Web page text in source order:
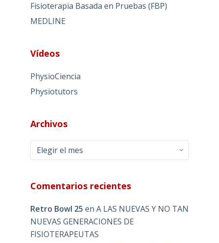
Fisioterapia Basada en Pruebas (FBP)
MEDLINE
Vídeos
PhysioCiencia
Physiotutors
Archivos
Archivos
Comentarios recientes
Retro Bowl 25 en A LAS NUEVAS Y NO TAN
NUEVAS GENERACIONES DE
FISIOTERAPEUTAS